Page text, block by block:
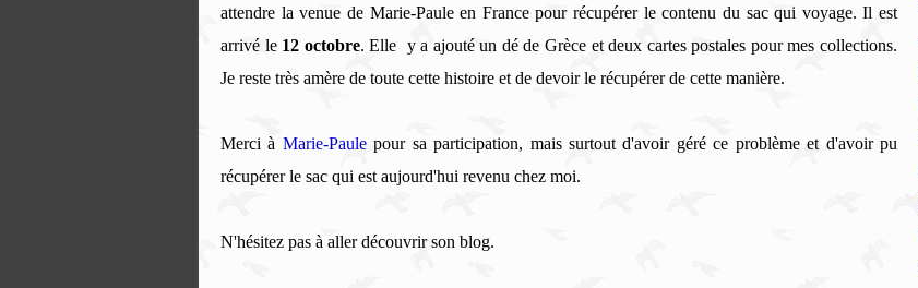
attendre la venue de Marie-Paule en France pour récupérer le contenu du sac qui voyage. Il est
arrivé le 12 octobre. Elle y a ajouté un dé de Grèce et deux cartes postales pour mes collections.
Je reste très amère de toute cette histoire et de devoir le récupérer de cette manière.
Merci à Marie-Paule pour sa participation, mais surtout d'avoir géré ce problème et d'avoir pu
récupérer le sac qui est aujourd'hui revenu chez moi.
N'hésitez pas à aller découvrir son blog.